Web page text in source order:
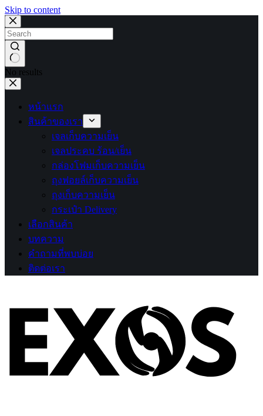
Skip to content
No results
หน้าแรก
สินค้าของเรา
เจลเก็บความเย็น
เจลประคบ ร้อน/เย็น
กล่องโฟมเก็บความเย็น
ถุงฟอยล์เก็บความเย็น
ถุงเก็บความเย็น
กระเป๋า Delivery
เลือกสินค้า
บทความ
คำถามที่พบบ่อย
ติดต่อเรา